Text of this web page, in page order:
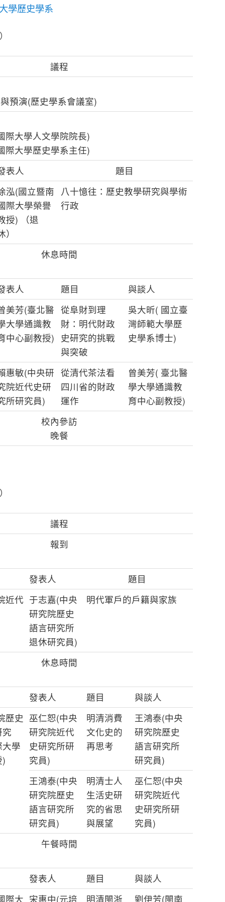
學歷史學系
議程
預演(歷史學系會議室)
際大學人文學院院長)
際大學歷史學系主任)
表人
題目
泓(國立暨南
際大學榮譽
授) （退
）
八十憶往：歷史教學研究與學術
行政
休息時間
表人 題目
與談人
美芳(臺北醫
大學通識教
中心副教授)
從阜財到理
財：明代財政
史研究的挑戰
與突破
吳大昕( 國立臺
灣師範大學歷
史學系博士)
惠敏(中央研
院近代史研
所研究員)
從清代茶法看
四川省的財政
運作
曾美芳( 臺北醫
學大學通識教
育中心副教授)
校內參訪
晚餐
議程
報到
發表人
題目
近代 于志嘉(中央
研究院歷史
語言研究所
退休研究員)
明代軍戶的戶籍與家族
休息時間
發表人 題目
與談人
歷史
學
巫仁恕(中央
研究院近代
史研究所研
究員)
明清消費
文化史的
再思考
王鴻泰(中央
研究院歷史
語言研究所
研究員)
王鴻泰(中央
研究院歷史
語言研究所
研究員)
明清士人
生活史研
究的省思
與展望
巫仁恕(中央
研究院近代
史研究所研
究員)
午餐時間
發表人 題目
與談人
際大 宋惠中(元培 明清閩浙 劉伊芳(閩南